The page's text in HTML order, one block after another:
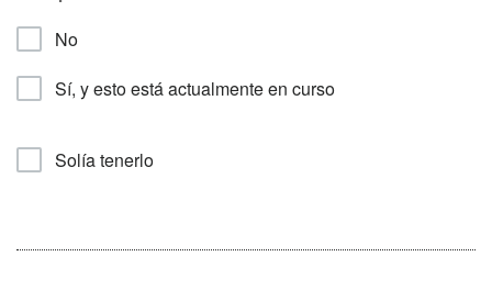
No
Sí, y esto está actualmente en curso
Solía tenerlo